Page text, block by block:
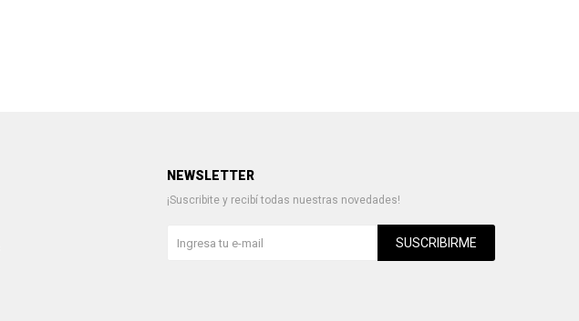
NEWSLETTER
¡Suscribite y recibí todas nuestras novedades!
SUSCRIBIRME